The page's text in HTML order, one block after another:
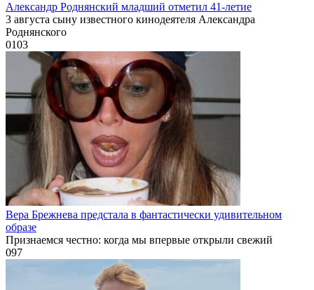
Александр Роднянский младший отметил 41-летие
3 августа сыну известного кинодеятеля Александра
Роднянского
0103
Вера Брежнева предстала в фантастически удивительном
образе
Признаемся честно: когда мы впервые открыли свежий
097